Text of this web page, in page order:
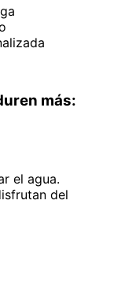
más:
el agua.
del